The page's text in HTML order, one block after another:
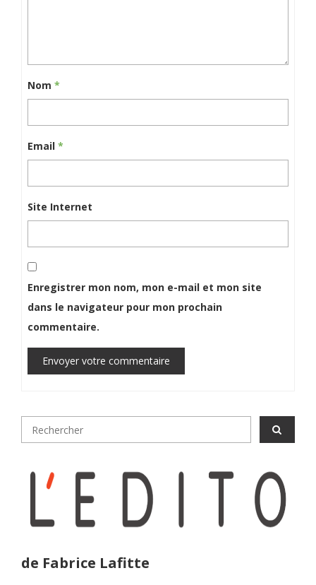
Nom *
Email *
Site Internet
Enregistrer mon nom, mon e-mail et mon site
dans le navigateur pour mon prochain
commentaire.
Envoyer votre commentaire
de Fabrice Lafitte